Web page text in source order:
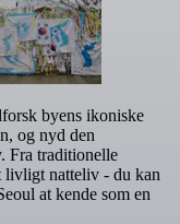
byens ikoniske
og nyd den
Fra traditionelle
livligt natteliv - du kan
at kende som en